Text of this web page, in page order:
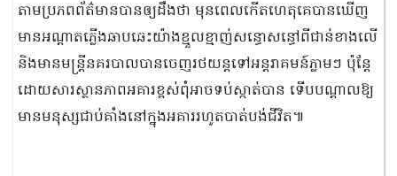
តាមប្រភពព័ត៌មានបានឲ្យដឹងថា មុនពេលកើតហេតុគេបានឃើញ
មានអណ្ដាតភ្លើងឆាបឆេះយ៉ាងខ្មួលខ្មាញ់សន្ធោសន្ធៅពីជាន់ខាងលើ
និងមានមន្ត្រីនគរបាលបានចេញរថយន្តទៅអន្តរាគមន៍ភ្លាមៗ ប៉ុន្តែ
ដោយសារស្ថានភាពអគារខ្ពស់ពុំអាចទប់ស្កាត់បាន ទើបបណ្តាលឱ្យ
មានមនុស្សជាប់គាំងនៅក្នុងអគាររហូតបាត់បង់ជីវិត៕